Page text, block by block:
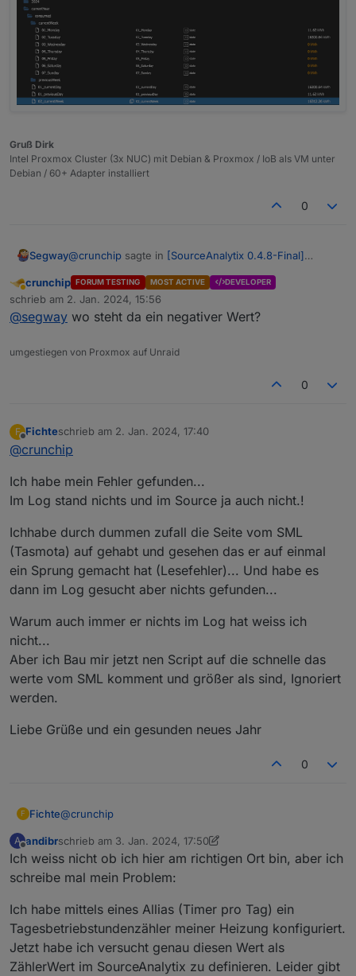
Gruß Dirk
Intel Proxmox Cluster (3x NUC) mit Debian & Proxmox / IoB als VM unter
Debian / 60+ Adapter installiert
0
Segway@crunchip sagte in [SourceAnalytix 0.4.8-Final]
@segway sagte in
Released !:
Wenn ja muss ich dann den Stand des
Mhhhh, für den gestrigen Tag hat es geklappt.
Negativwerte drin stehen ? Verstehe ich irgendwie
Abwesend
crunchip FORUM TESTING MOST ACTIVE DEVELOPER
schrieb am 2. Jan. 2024, 15:56
zuletzt editiert von
@segway wo steht da ein negativer Wert?
umgestiegen von Proxmox auf Unraid
0
F
Offline
Fichteschrieb am 2. Jan. 2024, 17:40
zuletzt editiert von
@crunchip
Ich habe mein Fehler gefunden...
Im Log stand nichts und im Source ja auch nicht.!
Ichhabe durch dummen zufall die Seite vom SML
(Tasmota) auf gehabt und gesehen das er auf einmal
ein Sprung gemacht hat (Lesefehler)... Und habe es
dann im Log gesucht aber nichts gefunden...
Warum auch immer er nichts im Log hat weiss ich
nicht...
Aber ich Bau mir jetzt nen Script auf die schnelle das
werte vom SML komment und größer als sind, Ignoriert
werden.
Liebe Grüße und ein gesunden neues Jahr
0
F Fichte@crunchip
Ich habe mein Fehler gefunden...
Im Log stand nichts und im Source ja auch nicht.!
Ichhabe durch dummen zufall die Seite vom SML
ein Sprung gemacht hat (Lesefehler)... Und habe es
dann im Log gesucht aber nichts gefunden...
Warum auch immer er nichts im Log hat weiss ich
Aber ich Bau mir jetzt nen Script auf die schnelle das
werte vom SML komment und größer als sind, Ignoriert
werden.
Liebe Grüße und ein gesunden neues Jahr
A
Offline
andibrschrieb am 3. Jan. 2024, 17:50
zuletzt editiert von andibr 1. März 2024, 18:51
Ich weiss nicht ob ich hier am richtigen Ort bin, aber ich
schreibe mal mein Problem:
Ich habe mittels eines Allias (Timer pro Tag) ein
Tagesbetriebstundenzähler meiner Heizung konfiguriert.
Jetzt habe ich versucht genau diesen Wert als
ZählerWert im SourceAnalytix zu definieren. Leider gibt